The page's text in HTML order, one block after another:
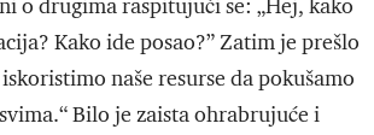
o drugima raspitujući se: „Hej, kako
Kako ide posao?” Zatim je prešlo
naše resurse da pokušamo
Bilo je zaista ohrabrujuće i